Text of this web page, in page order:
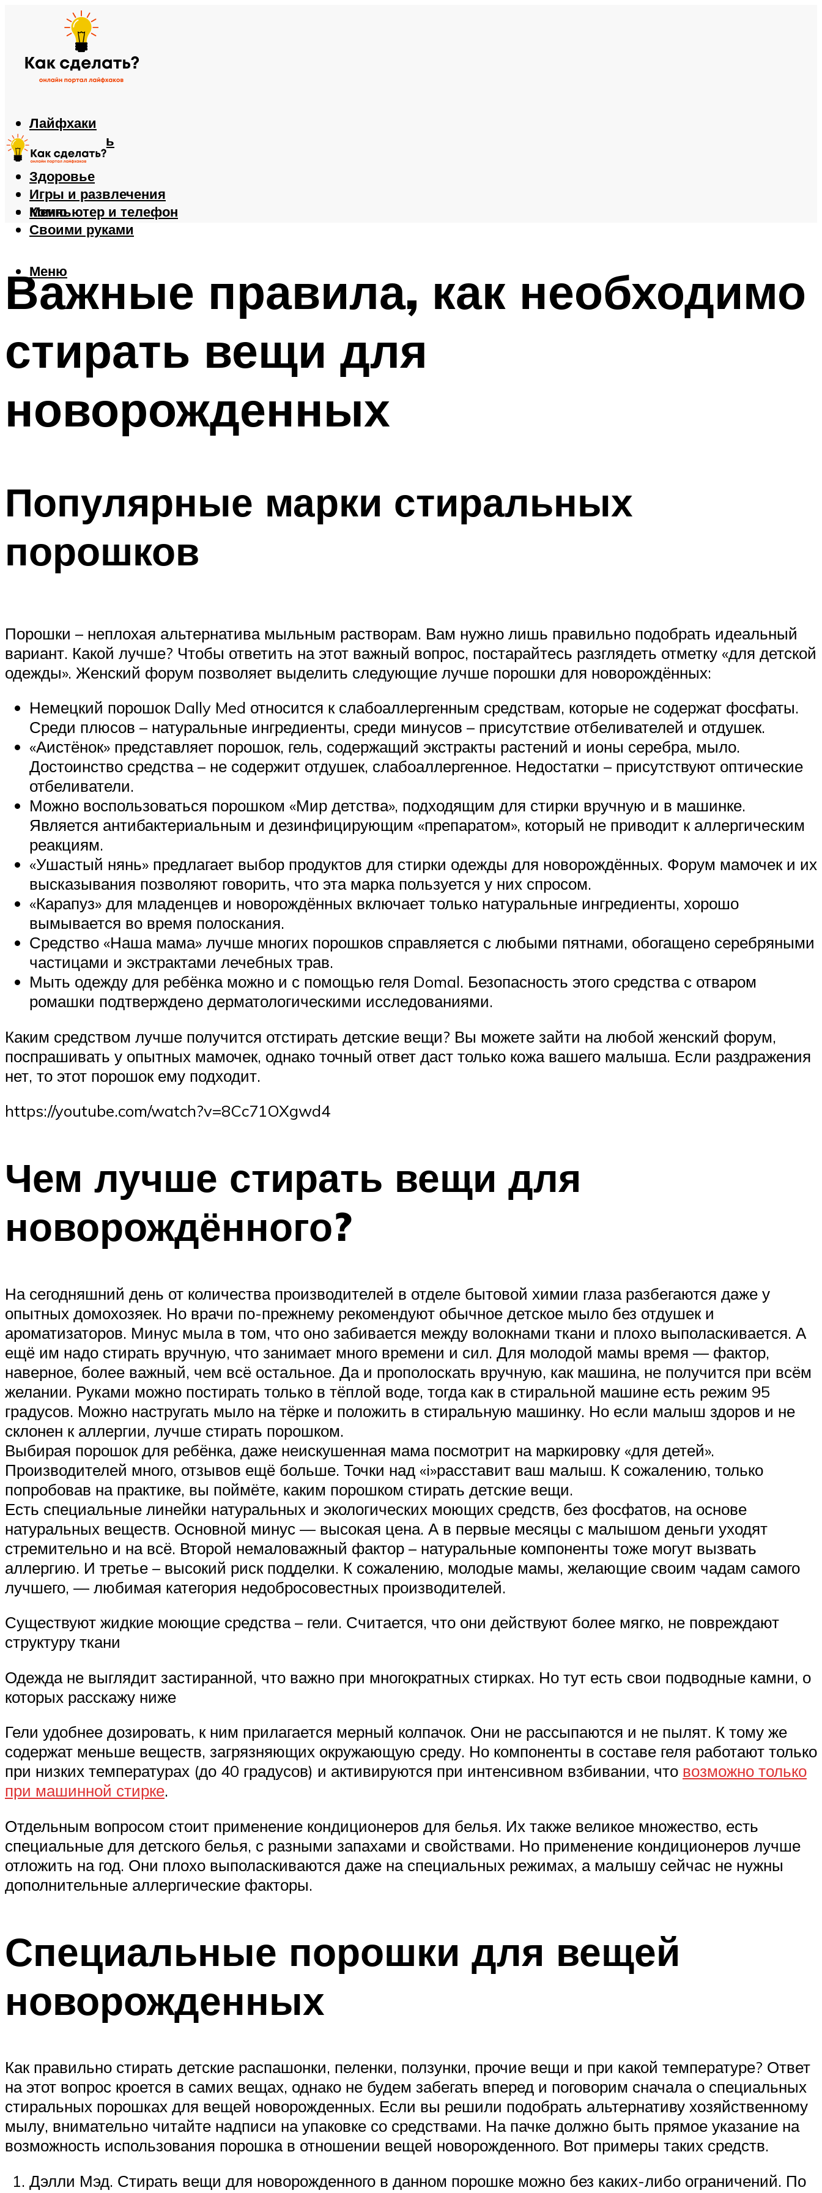
Лайфхаки
Автомобиль
Еда
Здоровье
Игры и развлечения
Компьютер и телефон
Своими руками
Меню
Меню
Важные правила, как необходимо
стирать вещи для
новорожденных
Популярные марки стиральных
порошков
Порошки – неплохая альтернатива мыльным растворам. Вам нужно лишь правильно подобрать идеальный
вариант. Какой лучше? Чтобы ответить на этот важный вопрос, постарайтесь разглядеть отметку «для детской
одежды». Женский форум позволяет выделить следующие лучше порошки для новорождённых:
Немецкий порошок Dally Med относится к слабоаллергенным средствам, которые не содержат фосфаты.
Среди плюсов – натуральные ингредиенты, среди минусов – присутствие отбеливателей и отдушек.
«Аистёнок» представляет порошок, гель, содержащий экстракты растений и ионы серебра, мыло.
Достоинство средства – не содержит отдушек, слабоаллергенное. Недостатки – присутствуют оптические
отбеливатели.
Можно воспользоваться порошком «Мир детства», подходящим для стирки вручную и в машинке.
Является антибактериальным и дезинфицирующим «препаратом», который не приводит к аллергическим
реакциям.
«Ушастый нянь» предлагает выбор продуктов для стирки одежды для новорождённых. Форум мамочек и их
высказывания позволяют говорить, что эта марка пользуется у них спросом.
«Карапуз» для младенцев и новорождённых включает только натуральные ингредиенты, хорошо
вымывается во время полоскания.
Средство «Наша мама» лучше многих порошков справляется с любыми пятнами, обогащено серебряными
частицами и экстрактами лечебных трав.
Мыть одежду для ребёнка можно и с помощью геля Domal. Безопасность этого средства с отваром
ромашки подтверждено дерматологическими исследованиями.
Каким средством лучше получится отстирать детские вещи? Вы можете зайти на любой женский форум,
поспрашивать у опытных мамочек, однако точный ответ даст только кожа вашего малыша. Если раздражения
нет, то этот порошок ему подходит.
https://youtube.com/watch?v=8Cc71OXgwd4
Чем лучше стирать вещи для
новорождённого?
На сегодняшний день от количества производителей в отделе бытовой химии глаза разбегаются даже у
опытных домохозяек. Но врачи по-прежнему рекомендуют обычное детское мыло без отдушек и
ароматизаторов. Минус мыла в том, что оно забивается между волокнами ткани и плохо выполаскивается. А
ещё им надо стирать вручную, что занимает много времени и сил. Для молодой мамы время — фактор,
наверное, более важный, чем всё остальное. Да и прополоскать вручную, как машина, не получится при всём
желании. Руками можно постирать только в тёплой воде, тогда как в стиральной машине есть режим 95
градусов. Можно настругать мыло на тёрке и положить в стиральную машинку. Но если малыш здоров и не
склонен к аллергии, лучше стирать порошком.
Выбирая порошок для ребёнка, даже неискушенная мама посмотрит на маркировку «для детей».
Производителей много, отзывов ещё больше. Точки над «i»расставит ваш малыш. К сожалению, только
попробовав на практике, вы поймёте, каким порошком стирать детские вещи.
Есть специальные линейки натуральных и экологических моющих средств, без фосфатов, на основе
натуральных веществ. Основной минус — высокая цена. А в первые месяцы с малышом деньги уходят
стремительно и на всё. Второй немаловажный фактор – натуральные компоненты тоже могут вызвать
аллергию. И третье – высокий риск подделки. К сожалению, молодые мамы, желающие своим чадам самого
лучшего, — любимая категория недобросовестных производителей.
Существуют жидкие моющие средства – гели. Считается, что они действуют более мягко, не повреждают
структуру ткани
Одежда не выглядит застиранной, что важно при многократных стирках. Но тут есть свои подводные камни, о
которых расскажу ниже
Гели удобнее дозировать, к ним прилагается мерный колпачок. Они не рассыпаются и не пылят. К тому же
содержат меньше веществ, загрязняющих окружающую среду. Но компоненты в составе геля работают только
при низких температурах (до 40 градусов) и активируются при интенсивном взбивании, что возможно только
при машинной стирке.
Отдельным вопросом стоит применение кондиционеров для белья. Их также великое множество, есть
специальные для детского белья, с разными запахами и свойствами. Но применение кондиционеров лучше
отложить на год. Они плохо выполаскиваются даже на специальных режимах, а малышу сейчас не нужны
дополнительные аллергические факторы.
Специальные порошки для вещей
новорожденных
Как правильно стирать детские распашонки, пеленки, ползунки, прочие вещи и при какой температуре? Ответ
на этот вопрос кроется в самих вещах, однако не будем забегать вперед и поговорим сначала о специальных
стиральных порошках для вещей новорожденных. Если вы решили подобрать альтернативу хозяйственному
мылу, внимательно читайте надписи на упаковке со средствами. На пачке должно быть прямое указание на
возможность использования порошка в отношении вещей новорожденного. Вот примеры таких средств.
Дэлли Мэд. Стирать вещи для новорожденного в данном порошке можно без каких-либо ограничений. По